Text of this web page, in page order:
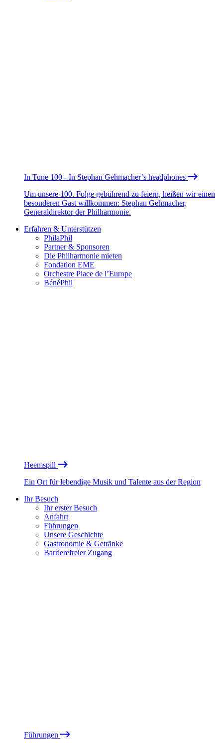
In Tune 100 - In Stephan Gehmacher’s headphones
Um unsere 100. Folge gebührend zu feiern, heißen wir einen
besonderen Gast willkommen: Stephan Gehmacher,
Generaldirektor der Philharmonie.
Erfahren & Unterstützen
PhilaPhil
Partner & Sponsoren
Die Philharmonie mieten
Fondation EME
Orchestre Place de l’Europe
BénéPhil
Heemspill
Ein Ort für lebendige Musik und Talente aus der Region
Ihr Besuch
Ihr erster Besuch
Anfahrt
Führungen
Unsere Geschichte
Gastronomie & Getränke
Barrierefreier Zugang
Führungen